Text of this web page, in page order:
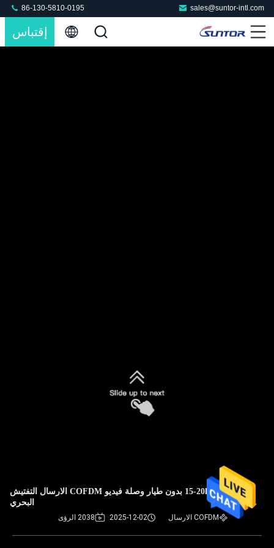
sales@suntor-intl.com
86-130-5810-0195
إقتباس
15-20km 1.4G بدون طيار وصلة فيديو COFDM الارسال التفتيش
البحري
COFDM الارسال 2025-12-02 2038 الرؤى